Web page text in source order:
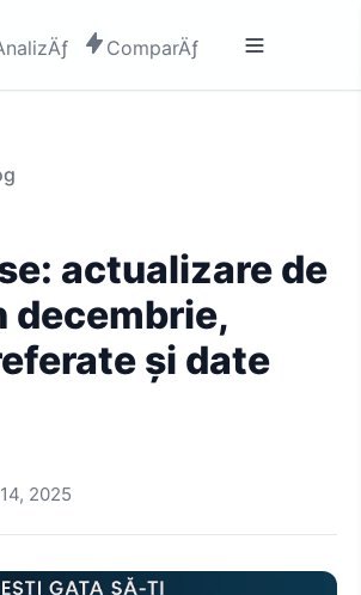
ComparÄƒ
actualizare de
decembrie,
și date
2025